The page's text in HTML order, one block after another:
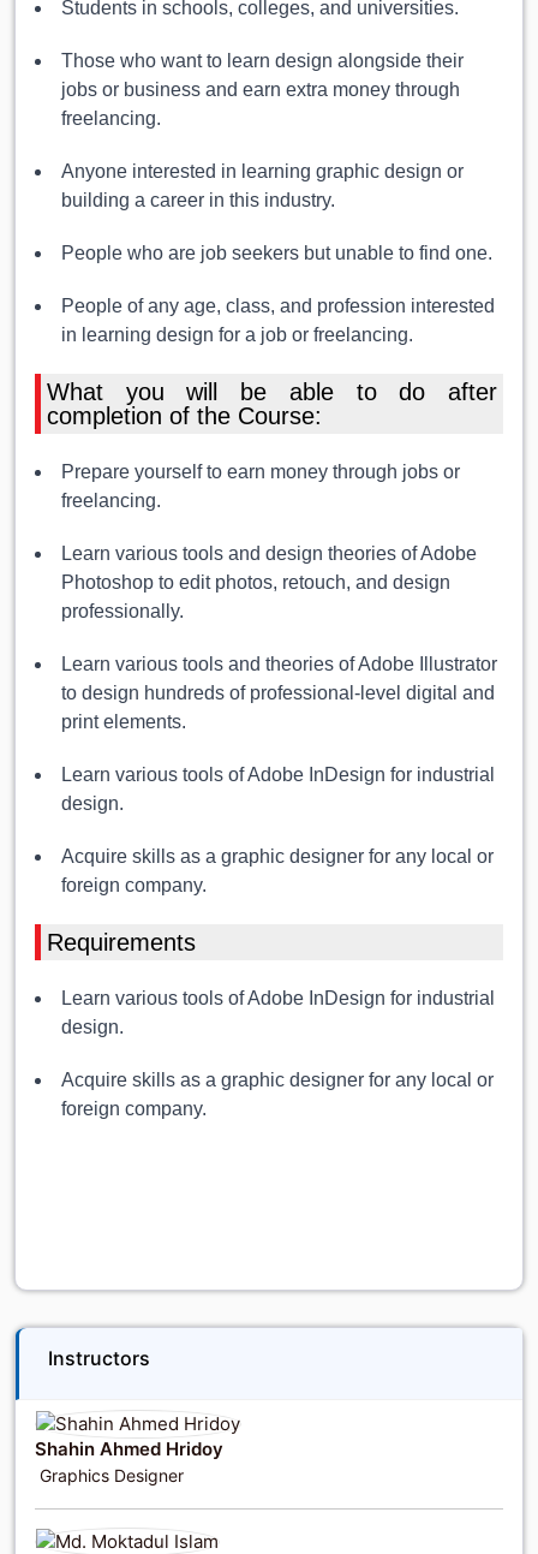
Students in schools, colleges, and universities.
Those who want to learn design alongside their
jobs or business and earn extra money through
freelancing.
Anyone interested in learning graphic design or
building a career in this industry.
People who are job seekers but unable to find one.
People of any age, class, and profession interested
in learning design for a job or freelancing.
What you will be able to do after
completion of the Course:
Prepare yourself to earn money through jobs or
freelancing.
Learn various tools and design theories of Adobe
Photoshop to edit photos, retouch, and design
professionally.
Learn various tools and theories of Adobe Illustrator
to design hundreds of professional-level digital and
print elements.
Learn various tools of Adobe InDesign for industrial
design.
Acquire skills as a graphic designer for any local or
foreign company.
Requirements
Learn various tools of Adobe InDesign for industrial
design.
Acquire skills as a graphic designer for any local or
foreign company.
Instructors
Shahin Ahmed Hridoy
Graphics Designer